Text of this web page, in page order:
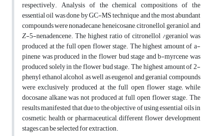
respectively. Analysis of the chemical compositions of the
essential oil was done by GC-MS technique and the most abundant
compounds were nonadecane, heneicosane, citronellol, geraniol, and
Z-5-nenadencene. The highest ratio of citronellol /geraniol was
produced at the full open flower stage. The highest amount of a-
pinene was produced in the flower bud stage and b-myrcene was
produced solely in the flower bud stage. The highest amount of 2-
phenyl ethanol alcohol, as well as eugenol and geranial compounds
were exclusively produced at the full open flower stage; while
docosane alkane was not produced at full open flower stage. The
results manifested that due to the objective of using essential oils in
cosmetic, health or pharmaceutical, different flower development
stages can be selected for extraction.